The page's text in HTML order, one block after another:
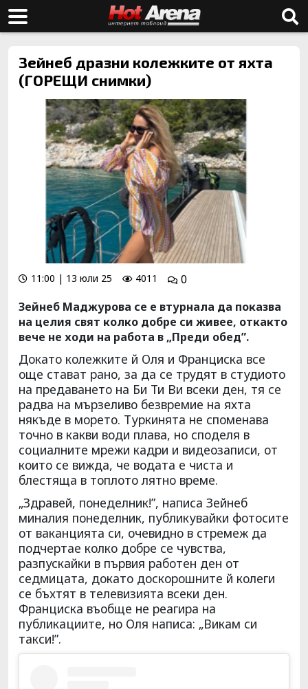
Зейнеб дразни колежките от яхта
(ГОРЕЩИ снимки)
11:00 | 13 юли 25 4011
0
Зейнеб Маджурова се е втурнала да показва
на целия свят колко добре си живее, откакто
вече не ходи на работа в „Преди обед”.
Докато колежките й Оля и Франциска все
още стават рано, за да се трудят в студиото
на предаването на Би Ти Ви всеки ден, тя се
радва на мързеливо безвремие на яхта
някъде в морето. Туркинята не споменава
точно в какви води плава, но споделя в
социалните мрежи кадри и видеозаписи, от
които се вижда, че водата е чиста и
блестяща в топлото лятно време.
„Здравей, понеделник!”, написа Зейнеб
миналия понеделник, публикувайки фотосите
от ваканцията си, очевидно в стремеж да
подчертае колко добре се чувства,
разпускайки в първия работен ден от
седмицата, докато доскорошните й колеги
се бъхтят в телевизията всеки ден.
Франциска въобще не реагира на
публикациите, но Оля написа: „Викам си
такси!”.